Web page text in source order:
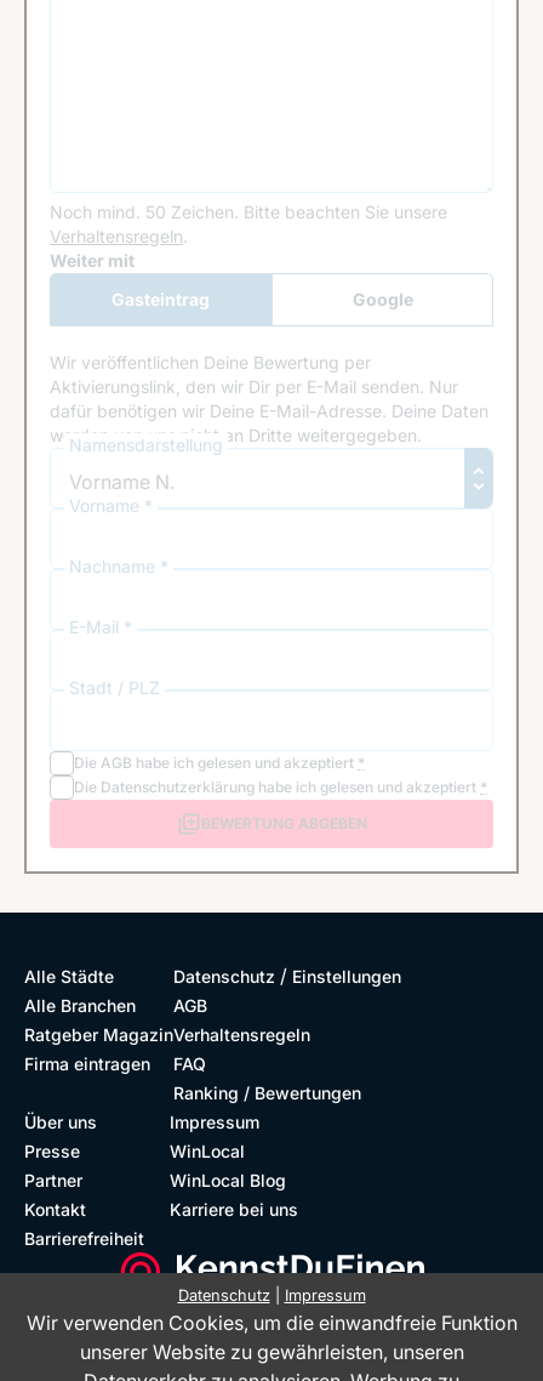
Noch mind. 50 Zeichen. Bitte beachten Sie unsere
Verhaltensregeln.
Google Recaptcha
Weiter mit
Gasteintrag
Google
Anmeldung
Wir veröffentlichen Deine Bewertung per
Aktivierungslink, den wir Dir per E-Mail senden. Nur
dafür benötigen wir Deine E-Mail-Adresse. Deine Daten
werden von uns nicht an Dritte weitergegeben.
Namensdarstellung
Vorname *
Nachname *
E-Mail *
Stadt / PLZ
Die AGB habe ich gelesen und akzeptiert *
Die Datenschutzerklärung habe ich gelesen und akzeptiert *
BEWERTUNG ABGEBEN
Alle Städte
Alle Branchen
Ratgeber Magazin
Firma eintragen
Datenschutz / Einstellungen
AGB
Verhaltensregeln
FAQ
Ranking / Bewertungen
Über uns
Presse
Partner
Kontakt
Barrierefreiheit
Impressum
WinLocal
WinLocal Blog
Karriere bei uns
Datenschutz| Impressum
Wir verwenden Cookies, um die einwandfreie Funktion
unserer Website zu gewährleisten, unseren